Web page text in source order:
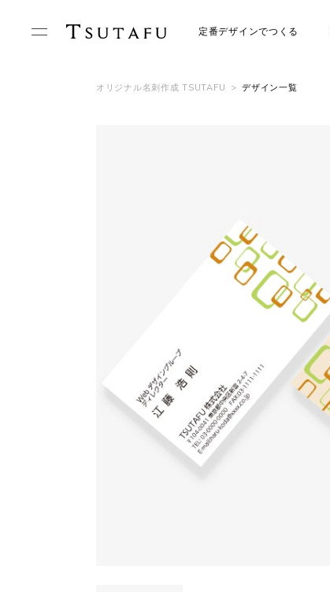
定番デザインでつくる
オリジナル名刺作成 TSUTAFU > デザイン一覧